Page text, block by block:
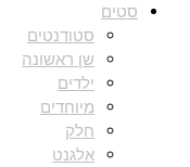
סטים
סטודנטים
שן ראשונה
ילדים
מיוחדים
חלק
אלגנט